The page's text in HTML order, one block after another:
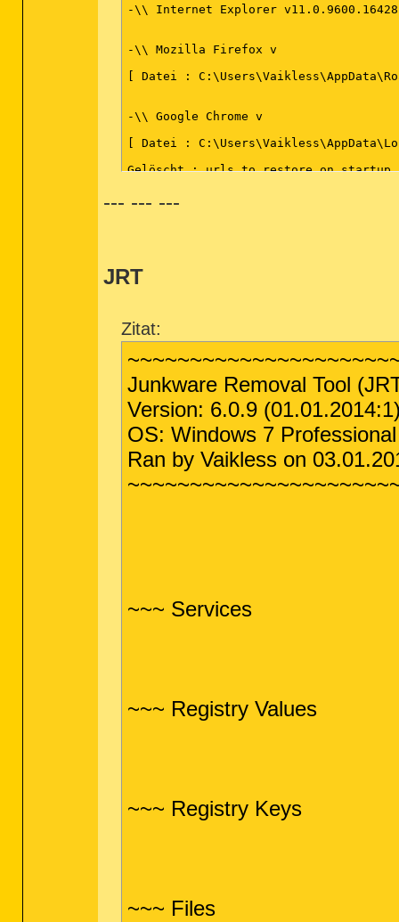
-\\ Internet Explorer v11.0.9600.16428
-\\ Mozilla Firefox v
[ Datei :
-\\ Google Chrome v
[ Datei :
Gelöscht : urls_to_restore_on_startup
--- --- ---
JRT
Zitat:
Junkware Removal Tool
Version: 6.0.9
OS: Windows 7
Ran by Vaikless on
~~~ Services
~~~ Registry Values
~~~ Registry Keys
~~~ Files